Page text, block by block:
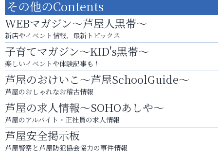
その他のContents
WEBマガジン～芦屋人黒帯～
新店やイベント情報、最新トピックス
子育てマガジン～KID's黒帯～
楽しいイベントや体験記事も！
芦屋のおけいこ～芦屋SchoolGuide～
芦屋のおしゃれなお稽古情報
芦屋の求人情報～SOHOあしや～
芦屋のアルバイト・正社員の求人情報
芦屋安全掲示板
芦屋警察と芦屋防犯協会協力の事件情報